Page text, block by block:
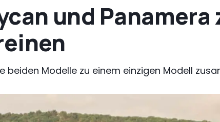
und Panamera
beiden Modelle zu einem einzigen Modell